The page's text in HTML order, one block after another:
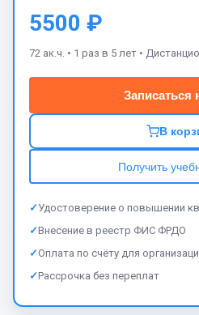
5500 ₽
72 ак.ч. • 1 раз в 5 лет •
Записаться
В
Получить
✓ Удостоверение о повышении
✓Внесение в реестр ФИС ФРДО
✓Оплата по счёту для
✓Рассрочка без переплат